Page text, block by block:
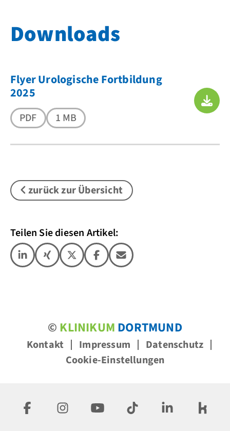
Downloads
Flyer Urologische Fortbildung
2025
PDF 1 MB
zurück zur Übersicht
Teilen Sie diesen Artikel:
© KLINIKUM DORTMUND
Kontakt Impressum
Datenschutz
Cookie-Einstellungen